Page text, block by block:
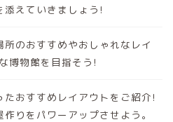
添えていきましょう!
のおすすめやおしゃれなレイ
博物館を目指そう!
たおすすめレイアウトをご紹介!
りをパワーアップさせよう。